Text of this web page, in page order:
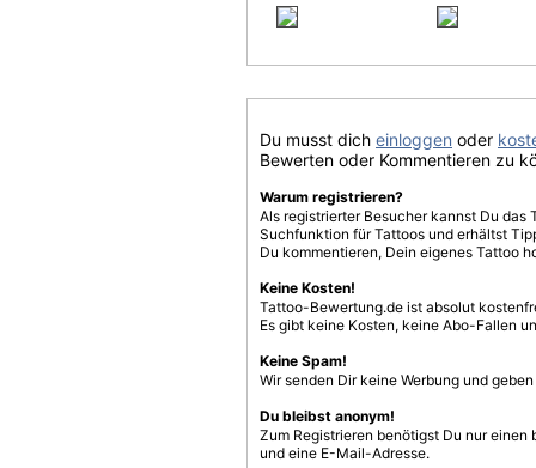
Du musst dich einloggen oder
Bewerten oder Kommentieren zu
Warum registrieren?
Als registrierter Besucher kannst Du
Suchfunktion für Tattoos und erhältst
Du kommentieren, Dein eigenes Tattoo
Keine Kosten!
Tattoo-Bewertung.de ist absolut
Es gibt keine Kosten, keine Abo-Fallen
Keine Spam!
Wir senden Dir keine Werbung und
Du bleibst anonym!
Zum Registrieren benötigst Du nur einen
und eine E-Mail-Adresse.